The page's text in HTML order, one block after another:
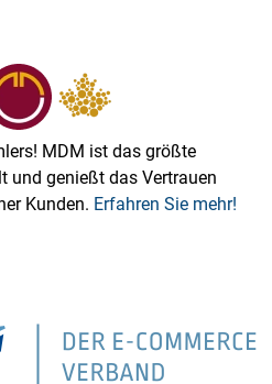
MDM ist das größte
und genießt das Vertrauen
Kunden. Erfahren Sie mehr!